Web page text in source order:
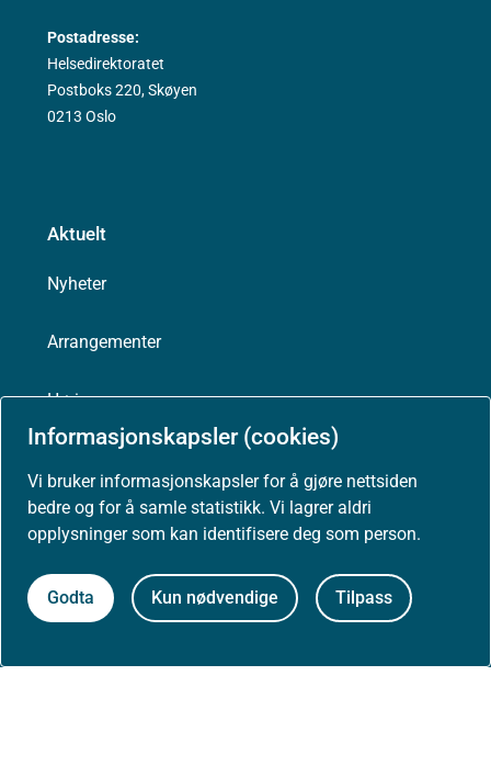
Informasjonskapsler (cookies)
Vi bruker informasjonskapsler for å gjøre nettsiden
bedre og for å samle statistikk. Vi lagrer aldri
opplysninger som kan identifisere deg som person.
Godta Kun nødvendige Tilpass
Postadresse:
Helsedirektoratet
Postboks 220, Skøyen
0213 Oslo
Aktuelt
Nyheter
Arrangementer
Høringer
Om nettstedet